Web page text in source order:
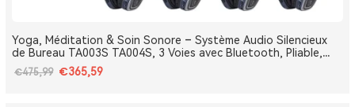
Yoga, Méditation & Soin Sonore – Système Audio Silencieux
de Bureau TA003S TA004S, 3 Voies avec Bluetooth, Pliable,
Type-C, Bass Boost
€475,99 €365,59